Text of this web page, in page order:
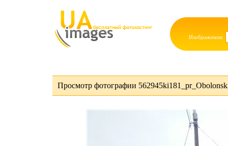
Изображения:
Просмотр фотографии